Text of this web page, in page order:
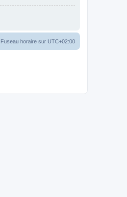
Fuseau horaire sur UTC+02:00